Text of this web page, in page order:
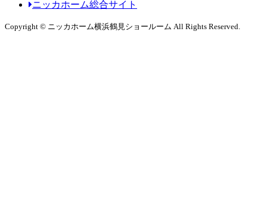
ニッカホーム総合サイト
Copyright © ニッカホーム横浜鶴見ショールーム All Rights Reserved.